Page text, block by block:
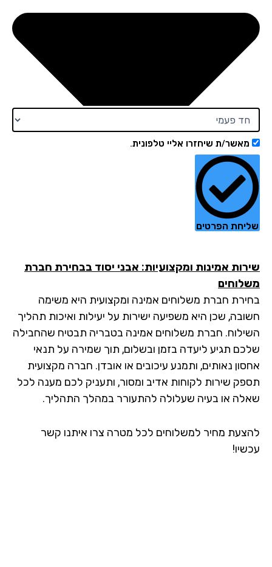
מאשר/ת שיחזרו אליי טלפונית.
הפרטים
אמינות ומקצועיות: אבני יסוד בבחירת חברת
חברת משלוחים אמינה ומקצועית היא משימה
שכן היא משפיעה ישירות על יעילות ואיכות תהליך
חברת משלוחים אמינה בטבריה תבטיח שהחבילה
תגיע ליעדה בזמן ובשלום, תוך שמירה על תנאי
נאותים, ותמנע עיכובים או אובדן. חברה מקצועית
שירות לקוחות אדיב ומסור, ותעניק לכם מענה לכל
או בעיה שעלולה להתעורר במהלך התהליך.
מחיר למשלוחים לכל מטרה צרו איתנו קשר